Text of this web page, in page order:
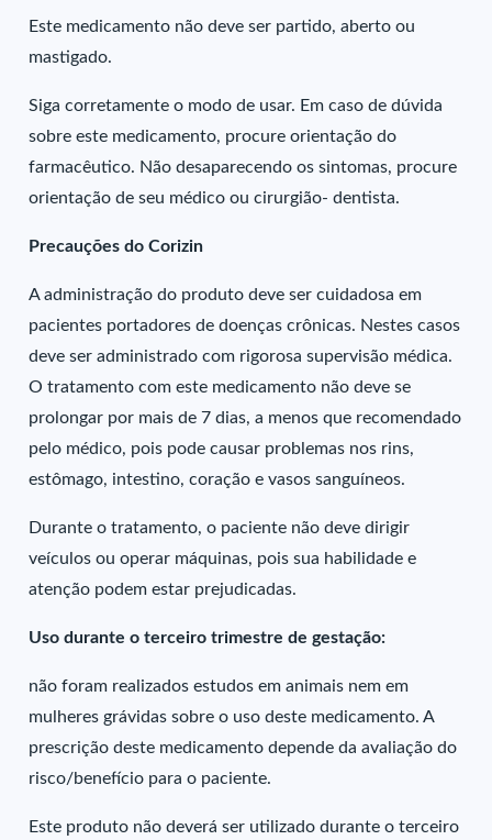
Este medicamento não deve ser partido, aberto ou
mastigado.
Siga corretamente o modo de usar. Em caso de dúvida
sobre este medicamento, procure orientação do
farmacêutico. Não desaparecendo os sintomas, procure
orientação de seu médico ou cirurgião- dentista.
Precauções do Corizin
A administração do produto deve ser cuidadosa em
pacientes portadores de doenças crônicas. Nestes casos
deve ser administrado com rigorosa supervisão médica.
O tratamento com este medicamento não deve se
prolongar por mais de 7 dias, a menos que recomendado
pelo médico, pois pode causar problemas nos rins,
estômago, intestino, coração e vasos sanguíneos.
Durante o tratamento, o paciente não deve dirigir
veículos ou operar máquinas, pois sua habilidade e
atenção podem estar prejudicadas.
Uso durante o terceiro trimestre de gestação:
não foram realizados estudos em animais nem em
mulheres grávidas sobre o uso deste medicamento. A
prescrição deste medicamento depende da avaliação do
risco/benefício para o paciente.
Este produto não deverá ser utilizado durante o terceiro